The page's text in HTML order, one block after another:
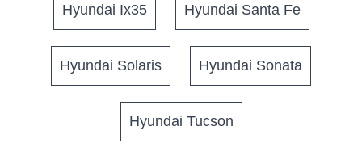
Hyundai Ix35 Hyundai Santa Fe
Hyundai Solaris Hyundai Sonata
Hyundai Tucson